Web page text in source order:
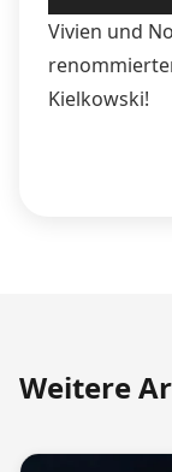
Player
Vivien und
Kielkowski!
Weitere